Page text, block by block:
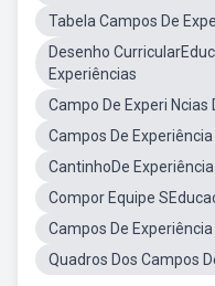
Tabela Campos De
Desenho
Experiências
Campo De Experi Ncias
Campos De
CantinhoDe
Compor Equipe
Campos De
Quadros Dos Campos